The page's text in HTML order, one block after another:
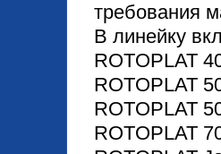
требования
В линейку
ROTOPLAT
ROTOPLAT
ROTOPLAT
ROTOPLAT